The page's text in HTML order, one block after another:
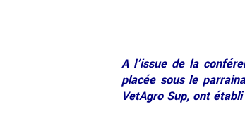
A l’issue de la
placée sous le
VetAgro Sup, ont